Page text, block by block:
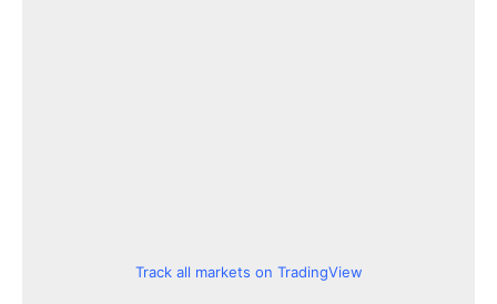
Track all markets on TradingView